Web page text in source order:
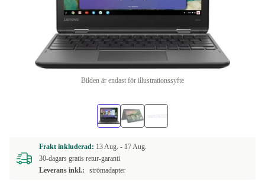
Bilden är endast för illustrationssyfte
Frakt inkluderad: 13 Aug. - 17 Aug.
30-dagars gratis retur-garanti
Leverans inkl.:
strömadapter